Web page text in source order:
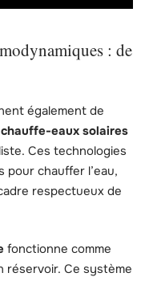
: de
également de
chauffe-eaux solaires
Ces technologies
chauffer l’eau,
respectueux de
fonctionne comme
réservoir. Ce système